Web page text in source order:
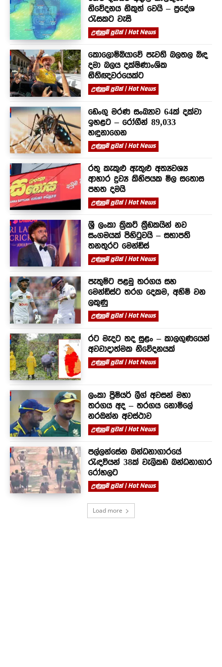
නිවේදනය නිකුත් වෙයි – ප්‍රදේශ
රැසකට වැසි
උණුසුම් පුවත් | Hot News
කොලොම්බියාවේ පැවති බලතල බිඳ
දමා බලය දක්ෂිණාංශික
නීතිඥවරයෙක්ට
උණුසුම් පුවත් | Hot News
ඩෙංගු මරණ සංඛ්‍යාව 64ක් දක්වා
ඉහළට – රෝගීන් 89,033
හඳුනාගෙන
උණුසුම් පුවත් | Hot News
රතු කැකුළු ඇතුළු අත්‍යවශ්‍ය
ආහාර ද්‍රව්‍ය කිහිපයක මිල සතොස
පහත දමයි
උණුසුම් පුවත් | Hot News
ශ්‍රී ලංකා ක්‍රිකට් ක්‍රීඩකයින් නව
සංගමයක් පිහිටුවයි – සභාපති
තනතුරට මෙන්ඩිස්
උණුසුම් පුවත් | Hot News
පැතුම්ට පළමු තරගය සහ
මෙන්ඩිස්ට තරග දෙකම, අහිමි වන
ලකුණු
උණුසුම් පුවත් | Hot News
රට මැදට තද සුළං – කාලගුණයෙන්
අවවාදාත්මක නිවේදනයක්
උණුසුම් පුවත් | Hot News
ලංකා ප්‍රිමියර් ලීග් අවසන් මහා
තරගය අද – තරගය නොමිලේ
නරඹන්න අවස්ථාව
උණුසුම් පුවත් | Hot News
පල්ලන්සේන බන්ධනාගාරයේ
රැඳවියන් 38ක් වැලිකඩ බන්ධනාගාර
රෝහලට
උණුසුම් පුවත් | Hot News
Load more